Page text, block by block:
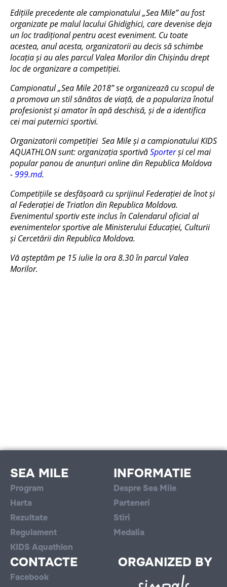
Edițiile precedente ale campionatului „Sea Mile” au fost
organizate pe malul lacului Ghidighici, care devenise deja
un loc tradițional pentru acest eveniment. Cu toate
acestea, anul acesta, organizatorii au decis să schimbe
locația și au ales parcul Valea Morilor din Chișinău drept
loc de organizare a competiției.
Campionatul „Sea Mile 2018” se organizează cu scopul de
a promova un stil sănătos de viață, de a populariza înotul
profesionist și amator în apă deschisă, și de a identifica
cei mai puternici sportivi.
Organizatorii competiției Sea Mile și a campionatului KIDS
AQUATHLON sunt: organizația sportivăSporterși cel mai
popular panou de anunțuri online din Republica Moldova
-999.md.
Competițiile se desfășoară cu sprijinul Federației de înot și
al Federației de Triatlon din Republica Moldova.
Evenimentul sportiv este inclus în Calendarul oficial al
evenimentelor sportive ale Ministerului Educației, Culturii
și Cercetării din Republica Moldova.
Vă așteptăm pe 15 iulie la ora 8.30 în parcul Valea
Morilor.
SEA MILE
Program
Harta
Rezultate
Regulament
KIDS Aquathlon
INFORMATIE
Despre Sea Mile
Parteneri
Stiri
Medalia
CONTACTE
Facebook
ORGANIZED BY